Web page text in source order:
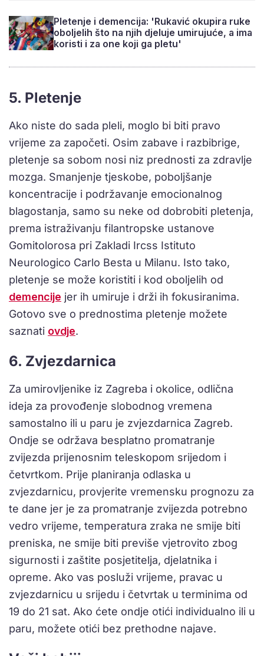
Pletenje i demencija: 'Rukavić okupira ruke
oboljelih što na njih djeluje umirujuće, a ima
koristi i za one koji ga pletu'
5. Pletenje
Ako niste do sada pleli, moglo bi biti pravo
vrijeme za započeti. Osim zabave i razbibrige,
pletenje sa sobom nosi niz prednosti za zdravlje
mozga. Smanjenje tjeskobe, poboljšanje
koncentracije i podržavanje emocionalnog
blagostanja, samo su neke od dobrobiti pletenja,
prema istraživanju filantropske ustanove
Gomitolorosa pri Zakladi Ircss Istituto
Neurologico Carlo Besta u Milanu. Isto tako,
pletenje se može koristiti i kod oboljelih od
demencije jer ih umiruje i drži ih fokusiranima.
Gotovo sve o prednostima pletenje možete
saznati ovdje.
6. Zvjezdarnica
Za umirovljenike iz Zagreba i okolice, odlična
ideja za provođenje slobodnog vremena
samostalno ili u paru je zvjezdarnica Zagreb.
Ondje se održava besplatno promatranje
zvijezda prijenosnim teleskopom srijedom i
četvrtkom. Prije planiranja odlaska u
zvjezdarnicu, provjerite vremensku prognozu za
te dane jer je za promatranje zvijezda potrebno
vedro vrijeme, temperatura zraka ne smije biti
preniska, ne smije biti previše vjetrovito zbog
sigurnosti i zaštite posjetitelja, djelatnika i
opreme. Ako vas posluži vrijeme, pravac u
zvjezdarnicu u srijedu i četvrtak u terminima od
19 do 21 sat. Ako ćete ondje otići individualno ili u
paru, možete otići bez prethodne najave.